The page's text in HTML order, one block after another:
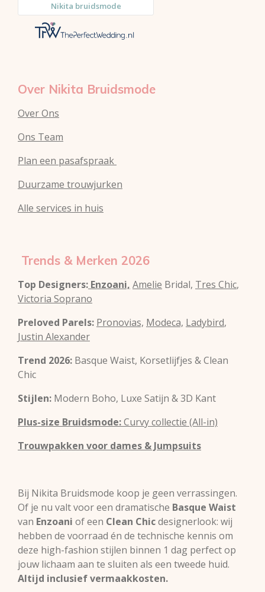
e
g
r
a
m
A
p
Over Nikita Bruidsmode
Over Ons
Ons Team
Plan een pasafspraak
Duurzame trouwjurken
Alle services in huis
Trends & Merken 2026
Top Designers: Enzoani, Amelie Bridal, Tres Chic,
Victoria Soprano
Preloved Parels: Pronovias, Modeca, Ladybird,
Justin Alexander
Trend 2026: Basque Waist, Korsetlijfjes & Clean
Chic
Stijlen: Modern Boho, Luxe Satijn & 3D Kant
Plus-size Bruidsmode:Curvy collectie (All-in)
Trouwpakken voor dames & Jumpsuits
Bij Nikita Bruidsmode koop je geen verrassingen.
Of je nu valt voor een dramatische Basque Waist
van Enzoani of een Clean Chicdesignerlook: wij
hebben de voorraad én de technische kennis om
deze high-fashion stijlen binnen 1 dag perfect op
jouw lichaam aan te sluiten als een tweede huid.
Altijd inclusief vermaakkosten.